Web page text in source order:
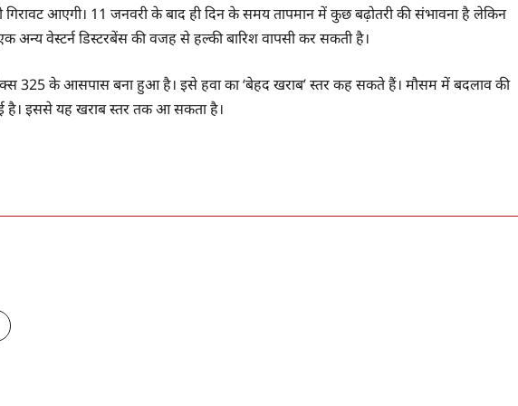
आएगी। 11 जनवरी के बाद ही दिन के समय तापमान में कुछ बढ़ोतरी की संभावना है लेकिन
वेस्टर्न डिस्टरबेंस की वजह से हल्की बारिश वापसी कर सकती है।
325 के आसपास बना हुआ है। इसे हवा का ‘बेहद खराब’ स्तर कह सकते हैं। मौसम में बदलाव की
है। इससे यह खराब स्तर तक आ सकता है।